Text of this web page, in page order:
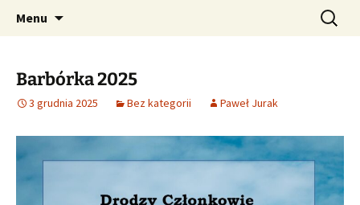
SPIS – Stowarzyszenie
Polskich Inżynierów
Strzałowych
Menu Szukaj:
Barbórka 2025
3 grudnia 2025 Bez kategorii Paweł Jurak